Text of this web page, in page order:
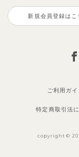
新規会員登録はこ
ご利用ガイ
特定商取引法
copyright ©